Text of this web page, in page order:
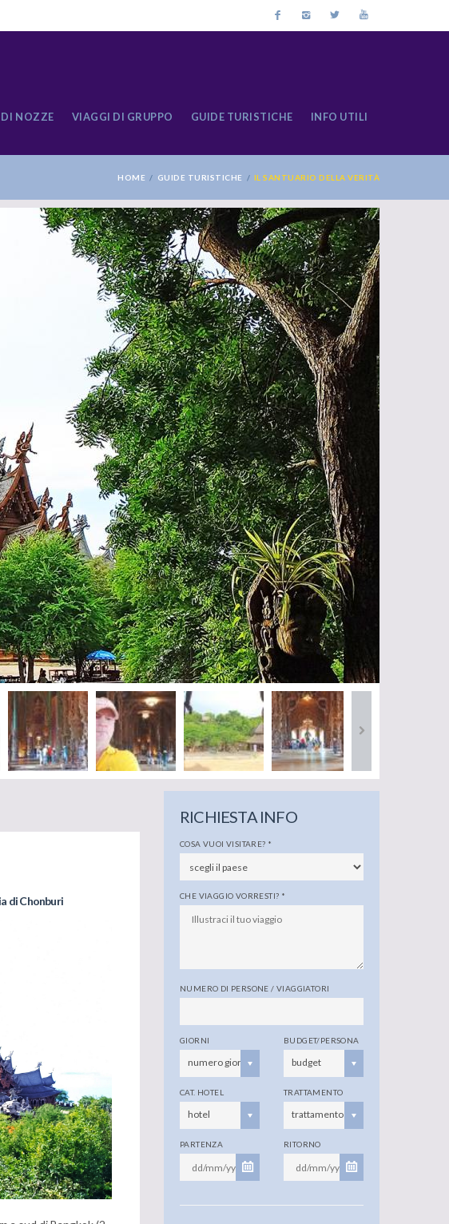
NOZZE VIAGGI DI GRUPPO GUIDE TURISTICHE INFO UTILI
HOME GUIDE TURISTICHE IL SANTUARIO DELLA VERITÀ
di Chonburi
RICHIESTA INFO
COSA VUOI VISITARE? *
CHE VIAGGIO VORRESTI? *
NUMERO DI PERSONE / VIAGGIATORI
GIORNI
numero giorni
BUDGET/PERSONA
budget
CAT. HOTEL
hotel
TRATTAMENTO
trattamento
PARTENZA RITORNO